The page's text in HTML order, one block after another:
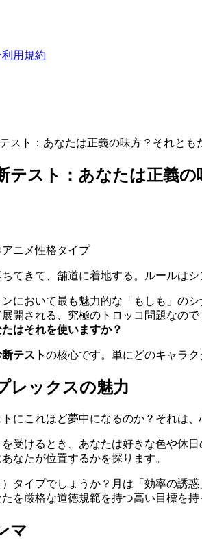
利用規約
スト：あなたは正義の味方？それとも
テスト：あなたは正義
アニメ性格タイプ
てきて、舗道に着地する。ルールは
において最も魅力的な「もしも」の
展開される、究極のトロッコ問題な
はそれを使いますか？
テストの核心です。単にどのキャラ
レックスの魅力
にこれほど夢中になるのか？それは
受けるとき、あなたは好きな色や休
なたが位置するかを探ります。
）タイプでしょうか？月は「効率の誘
を厳格な道徳規範を持つ高い目標を
マ